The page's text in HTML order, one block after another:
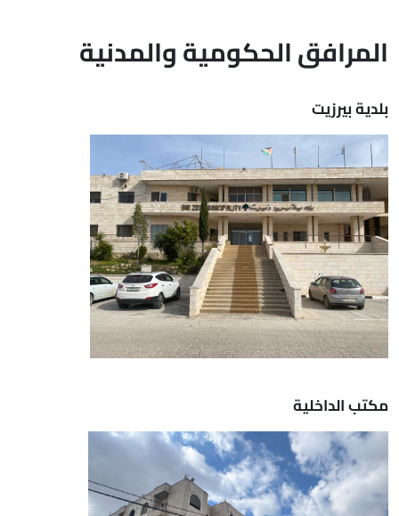
المرافق الحكومية والمدنية
بلدية بيرزيت
مكتب الداخلية